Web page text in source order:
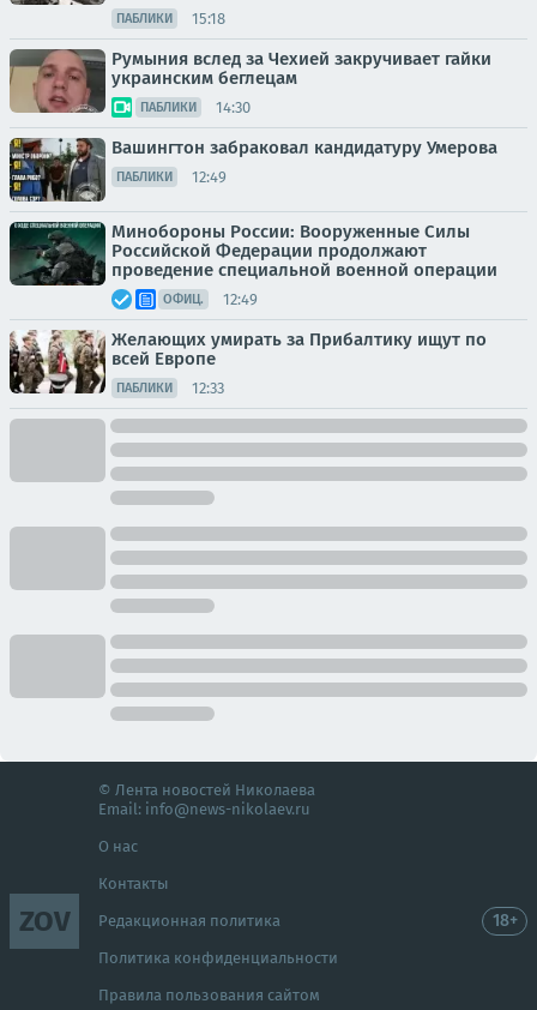
ПАБЛИКИ 15:18
Румыния вслед за Чехией закручивает гайки
украинским беглецам
ПАБЛИКИ 14:30
Вашингтон забраковал кандидатуру Умерова
ПАБЛИКИ 12:49
Минобороны России: Вооруженные Силы
Российской Федерации продолжают
проведение специальной военной операции
ОФИЦ. 12:49
Желающих умирать за Прибалтику ищут по
всей Европе
ПАБЛИКИ 12:33
ZOV
© Лента новостей Николаева
Email: info@news-nikolaev.ru
О нас
Контакты
Редакционная политика
Политика конфиденциальности
Правила пользования сайтом
18+